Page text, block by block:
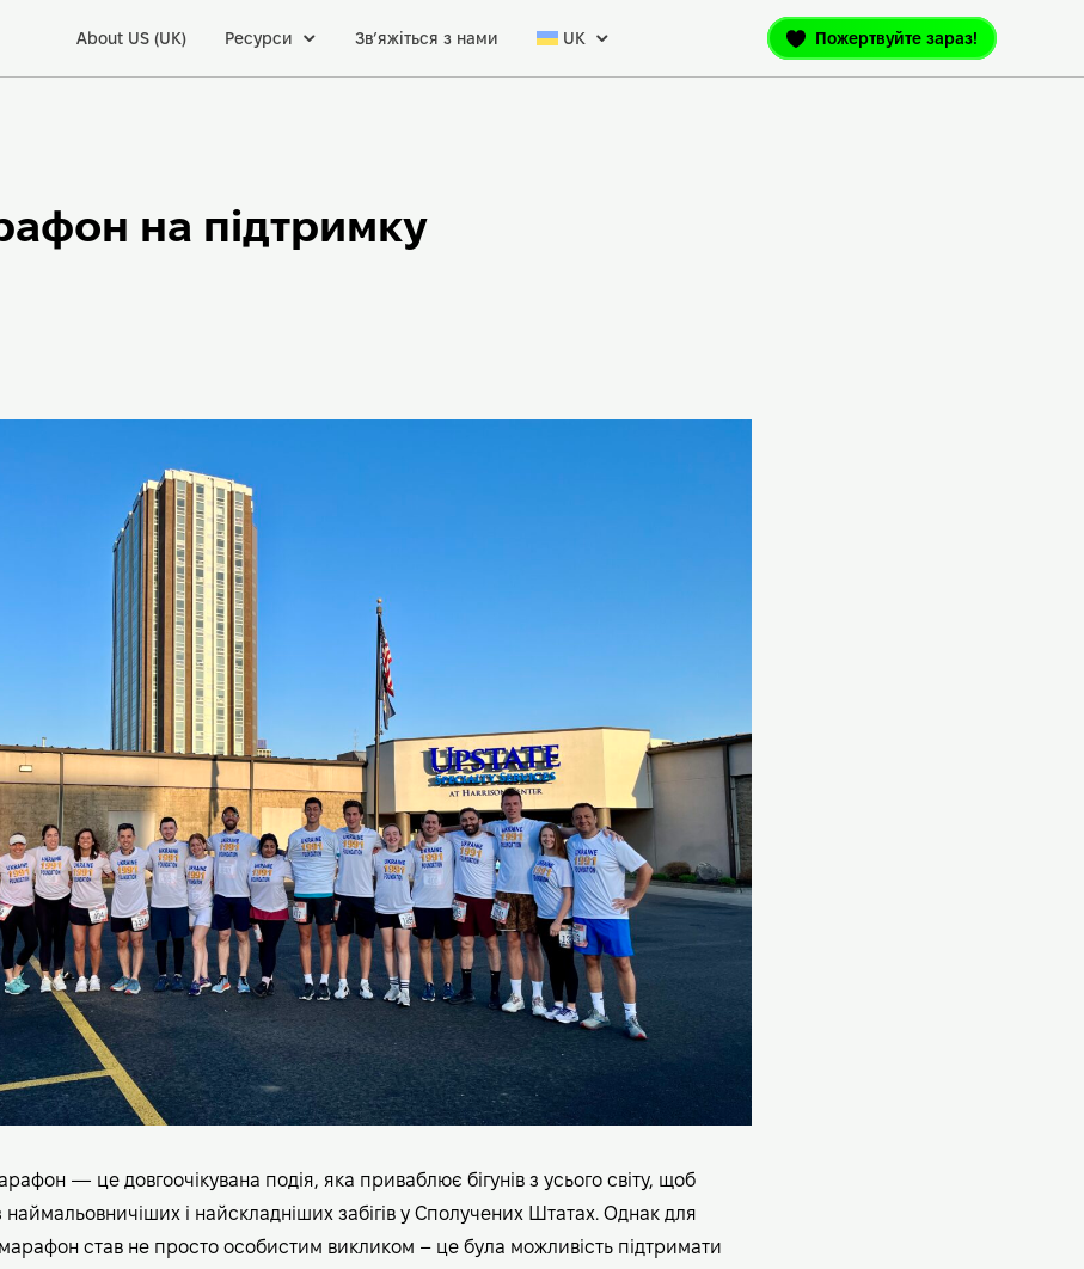
About US (UK) Ресурси Зв’яжіться з нами UK Пожертвуйте зараз!
на підтримку
— це довгоочікувана подія, яка приваблює бігунів з усього світу, щоб
і найскладніших забігів у Сполучених Штатах. Однак для
став не просто особистим викликом – це була можливість підтримати